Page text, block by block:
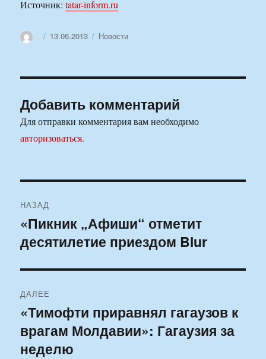
Источник:tatar-inform.ru
АвторОпубликовано
13.06.2013 Рубрики
Новости
Добавить комментарий
Для отправки комментария вам необходимо
авторизоваться.
по
записям
НАЗАД
Предыдущая
запись:
«Пикник „Афиши“ отметит
десятилетие приездом Blur
ДАЛЕЕ
Следующая
запись:
«Тимофти приравнял гагаузов к
врагам Молдавии»: Гагаузия за
неделю